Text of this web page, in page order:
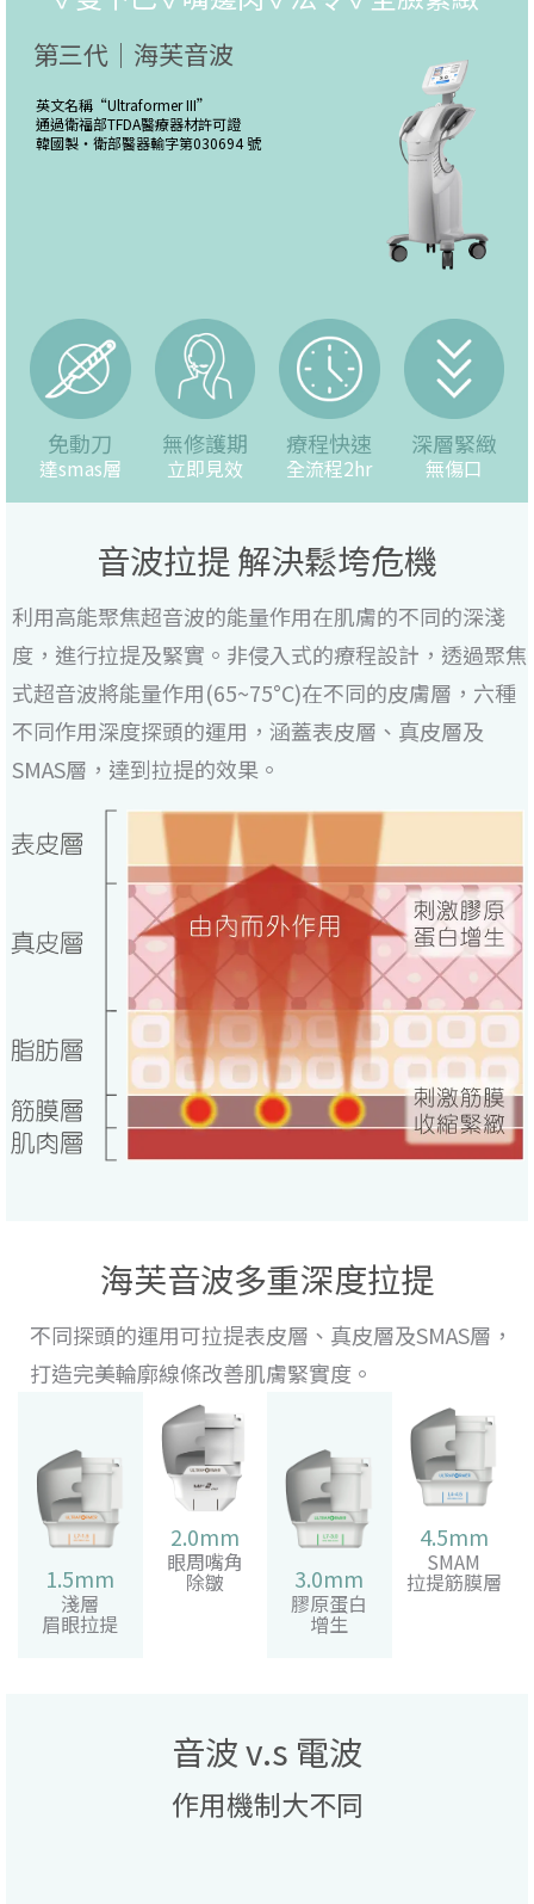
第三代｜海芙音波
英文名稱“Ultraformer III”
通過衛福部TFDA醫療器材許可證
韓國製・ 衛部醫器輸字第030694 號
免動刀
達smas層
無修護期
立即見效
療程快速
全流程2hr
深層緊緻
無傷口
音波拉提 解決鬆垮危機
利用高能聚焦超音波的能量作用在肌膚的不同的深淺
度，進行拉提及緊實。非侵入式的療程設計，透過聚焦
式超音波將能量作用(65~75°C)在不同的皮膚層，六種
不同作用深度探頭的運用，涵蓋表皮層、真皮層及
SMAS層，達到拉提的效果。
海芙音波多重深度拉提
不同探頭的運用可拉提表皮層、真皮層及SMAS層，
打造完美輪廓線條改善肌膚緊實度。
1.5mm
淺層
眉眼拉提
2.0mm
眼周嘴角
除皺 3.0mm
膠原蛋白
增生
4.5mm
SMAM
拉提筋膜層
音波 v.s 電波
作用機制大不同